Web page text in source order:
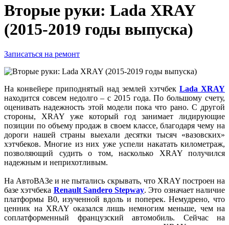
Вторые руки: Lada XRAY
(2015-2019 годы выпуска)
Записаться на ремонт
На конвейере приподнятый над землей хэтчбек Lada XRAY
находится совсем недолго – с 2015 года. По большому счету,
оценивать надежность этой модели пока что рано. С другой
стороны, XRAY уже который год занимает лидирующие
позиции по объему продаж в своем классе, благодаря чему на
дороги нашей страны выехали десятки тысяч «вазовских»
хэтчбеков. Многие из них уже успели накатать километраж,
позволяющий судить о том, насколько XRAY получился
надежным и неприхотливым.
На АвтоВАЗе и не пытались скрывать, что XRAY построен на
базе хэтчбека Renault Sandero Stepway. Это означает наличие
платформы B0, изученной вдоль и поперек. Немудрено, что
ценник на XRAY оказался лишь немногим меньше, чем на
соплатформенный французский автомобиль. Сейчас на